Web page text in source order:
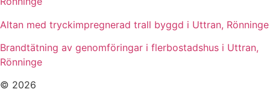
Altan med tryckimpregnerad trall byggd i Uttran, Rönninge
Brandtätning av genomföringar i flerbostadshus i Uttran,
Rönninge
© 2026